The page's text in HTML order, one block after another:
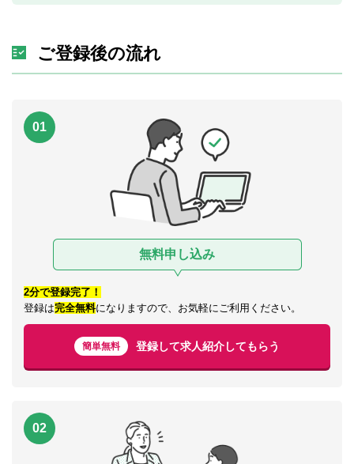
ご登録後の流れ
01
無料申し込み
2分で登録完了！
登録は完全無料になりますので、お気軽にご利用ください。
簡単無料 登録して求人紹介してもらう
02